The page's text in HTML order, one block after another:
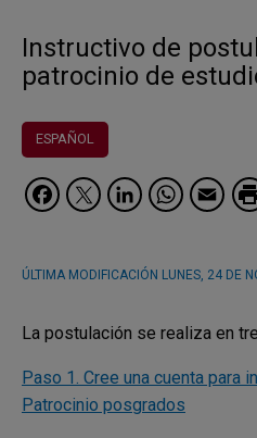
Instructivo de
patrocinio de
ESPAÑOL
Facebook
Twitter
ÚLTIMA MODIFICACIÓN LUNES, 24 DE
La postulación se realiza en
Paso 1. Cree una cuenta para
Patrocinio posgrados